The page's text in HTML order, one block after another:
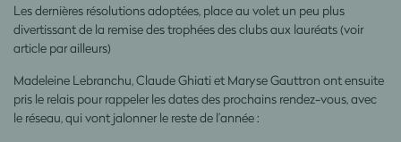
Les dernières résolutions adoptées, place au volet un peu plus
divertissant de la remise des trophées des clubs aux lauréats (voir
article par ailleurs)
Madeleine Lebranchu, Claude Ghiati et Maryse Gauttron ont ensuite
pris le relais pour rappeler les dates des prochains rendez-vous, avec
le réseau, qui vont jalonner le reste de l’année :